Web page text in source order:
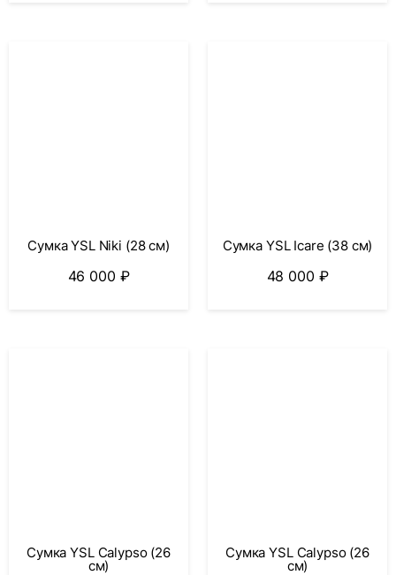
Сумка YSL Niki (28 см)
46 000 ₽
Сумка YSL Icare (38 см)
48 000 ₽
Сумка YSL Calypso (26
см)
Сумка YSL Calypso (26
см)